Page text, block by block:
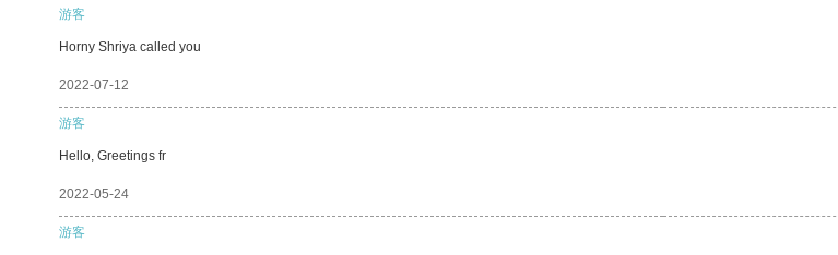
游客
Horny Shriya called you
2022-07-12
游客
Hello, Greetings fr
2022-05-24
游客